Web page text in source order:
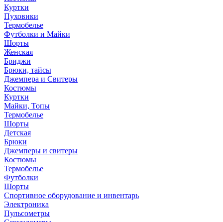
Куртки
Пуховики
Термобелье
Футболки и Майки
Шорты
Женская
Бриджи
Брюки, тайсы
Джемпера и Свитеры
Костюмы
Куртки
Майки, Топы
Термобелье
Шорты
Детская
Брюки
Джемперы и свитеры
Костюмы
Термобелье
Футболки
Шорты
Спортивное оборудование и инвентарь
Электроника
Пульсометры